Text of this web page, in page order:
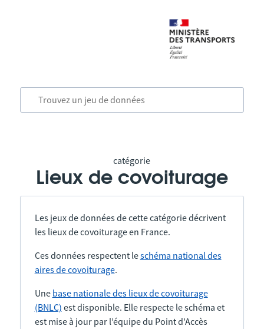
catégorie
Lieux de covoiturage
Les jeux de données de cette catégorie décrivent
les lieux de covoiturage en France.
Ces données respectent leschéma national des
aires de covoiturage.
Une base nationale des lieux de covoiturage
(BNLC) est disponible. Elle respecte le schéma et
est mise à jour par l’équipe du Point d’Accès